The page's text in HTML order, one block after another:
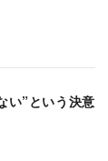
い”という決意